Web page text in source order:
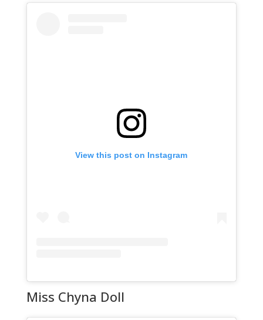
View this post on Instagram
Miss Chyna Doll